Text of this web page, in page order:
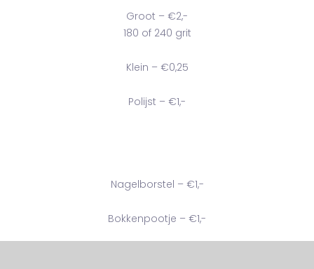
Groot – €2,-
180 of 240 grit
Klein – €0,25
Polijst – €1,-
Nagelborstel – €1,-
Bokkenpootje – €1,-